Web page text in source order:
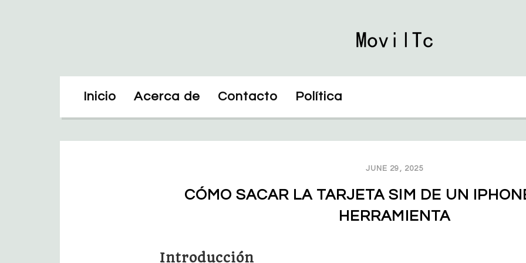
Inicio Acerca de Contacto Política
JUNE 29, 2025
CÓMO SACAR LA TARJETA SIM DE UN
HERRAMIENTA
Introducción